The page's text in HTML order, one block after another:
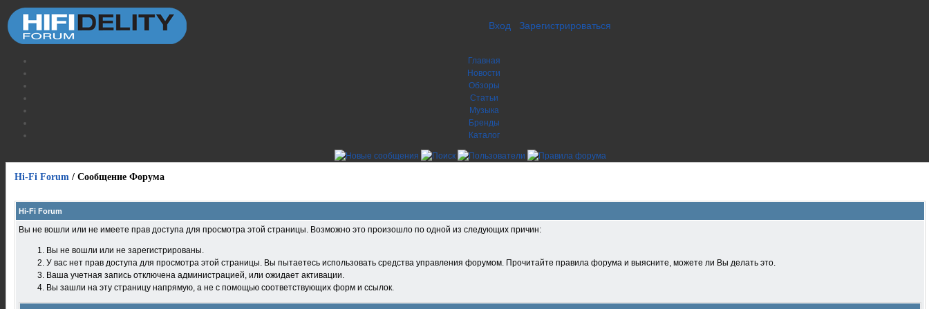
Вход Зарегистрироваться
Главная
Новости
Обзоры
Статьи
Музыка
Бренды
Каталог
Hi-Fi Forum / Сообщение Форума
Hi-Fi Forum
Вы не вошли или не имеете прав доступа для просмотра этой страницы. Возможно это произошло по одной из следующих причин:
Вы не вошли или не зарегистрированы.
У вас нет прав доступа для просмотра этой страницы. Вы пытаетесь использовать средства управления форумом. Прочитайте правила форума и выясните, можете ли Вы делать это.
Ваша учетная запись отключена администрацией, или ожидает активации.
Вы зашли на эту страницу напрямую, а не с помощью соответствующих форм и ссылок.